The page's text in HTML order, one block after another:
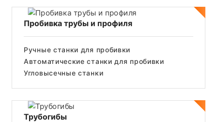
Пробивка трубы и профиля
Ручные станки для пробивки
Автоматические станки для пробивки
Угловысечные станки
Трубогибы